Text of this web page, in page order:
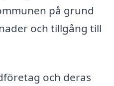
på grund
och tillgång till
och deras